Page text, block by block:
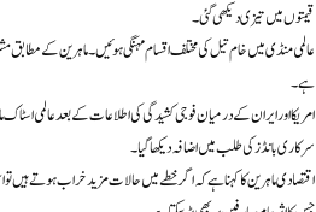
قیمتوں میں تیزی دیکھی گئی۔
عالمی منڈی میں خام تیل کی مختلف اقسام مہنگی ہوئیں۔ ماہرین کے
ہے۔
امریکا اور ایران کے درمیان فوجی کشیدگی کی اطلاعات کے بعد عالمی
سرکاری بانڈز کی طلب میں اضافہ دیکھا گیا۔
اقتصادی ماہرین کا کہنا ہے کہ اگر خطے میں حالات مزید خراب ہوتے